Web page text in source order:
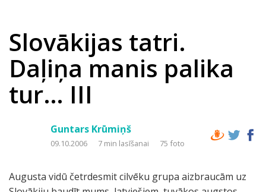
Slovākijas tatri.
Daļiņa manis palika
tur… III
Guntars Krūmiņš
09.10.2006 7 min lasīšanai 75 foto
Augusta vidū četrdesmit cilvēku grupa aizbraucām uz